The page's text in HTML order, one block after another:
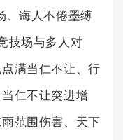
、诲人不倦墨缚
技场与多人对
满当仁不让、行
仁不让突进增
范围伤害、天下